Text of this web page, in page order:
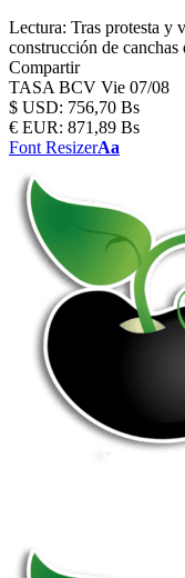
Lectura: Tras protesta y
construcción de
Compartir
TASA BCV Vie 07/08
$ USD: 756,70 Bs
€ EUR: 871,89 Bs
Font ResizerAa